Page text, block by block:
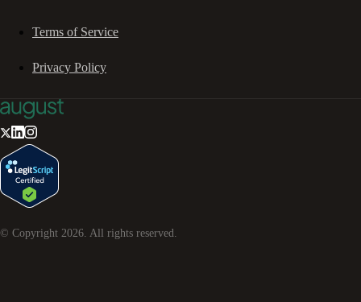
Terms of Service
Privacy Policy
© Copyright 2026 . All rights reserved.